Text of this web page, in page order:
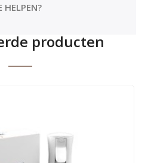
HELPEN?
producten